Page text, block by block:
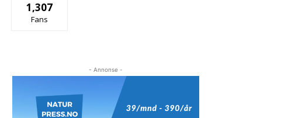
1,307
Fans
- Annonse -